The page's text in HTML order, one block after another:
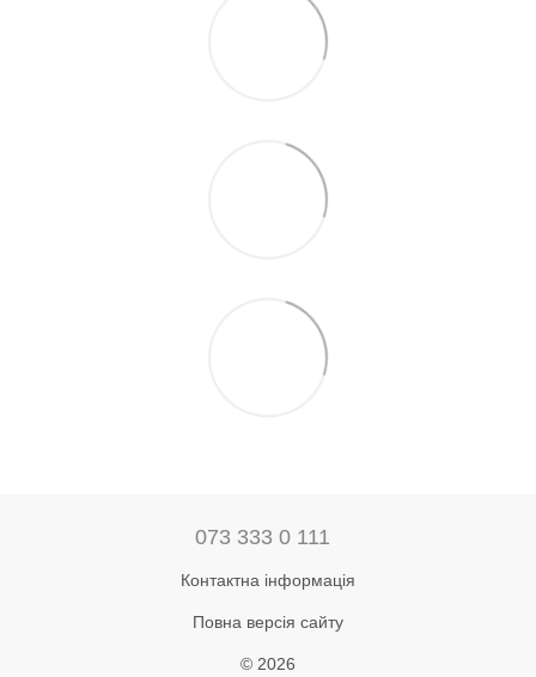
073 333 0 111
Контактна інформація
Повна версія сайту
© 2026